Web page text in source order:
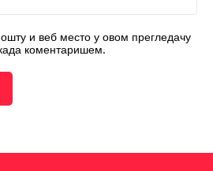
и веб место у овом прегледачу
коментаришем.